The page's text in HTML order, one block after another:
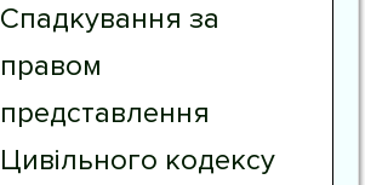
Спадкування за
правом
представлення
Цивільного кодексу